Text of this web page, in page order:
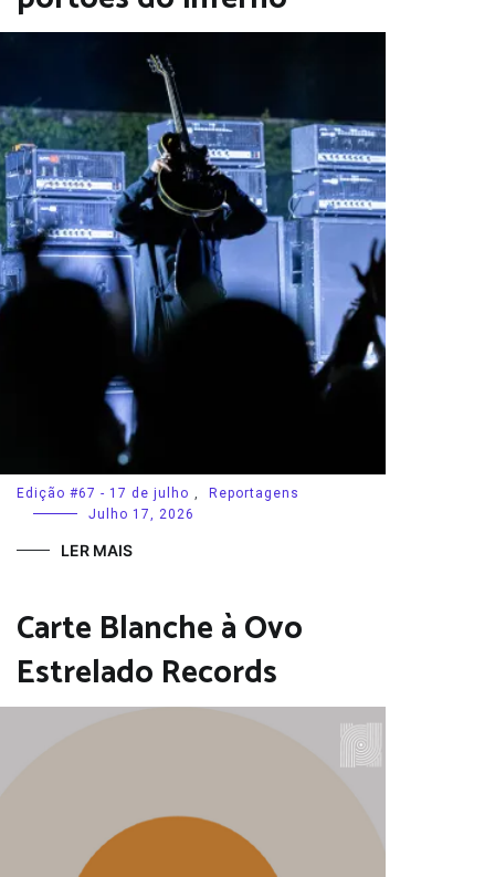
Edição #67 - 17 de julho ,
Reportagens
Julho 17, 2026
LER MAIS
Carte Blanche à Ovo
Estrelado Records